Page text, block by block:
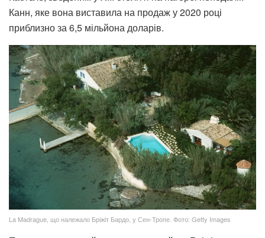
Канн, яке вона виставила на продаж у 2020 році
приблизно за 6,5 мільйона доларів.
La Madrague, що належало Бріжіт Бардо, у Сен-Тропе. Фото: Getty Images